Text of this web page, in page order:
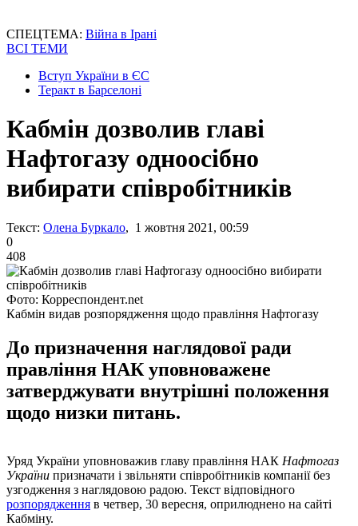
СПЕЦТЕМА: Війна в Ірані
ВСІ ТЕМИ
Вступ України в ЄС
Теракт в Барселоні
Кабмін дозволив главі
Нафтогазу одноосібно
вибирати співробітників
Текст: Олена Буркало, 1 жовтня 2021, 00:59
0
408
Фото: Корреспондент.net
Кабмін видав розпорядження щодо правління Нафтогазу
До призначення наглядової ради
правління НАК уповноважене
затверджувати внутрішні положення
щодо низки питань.
Уряд України уповноважив главу правління НАК Нафтогаз
України призначати і звільняти співробітників компанії без
узгодження з наглядовою радою. Текст відповідного
розпорядження в четвер, 30 вересня, оприлюднено на сайті
Кабміну.